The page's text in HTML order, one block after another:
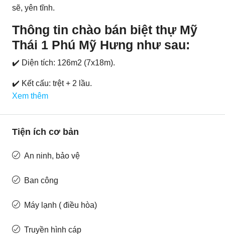
sẽ, yên tĩnh.
Thông tin chào bán biệt thự Mỹ
Thái 1 Phú Mỹ Hưng như sau:
✔️ Diện tích: 126m2 (7x18m).
✔️ Kết cấu: trệt + 2 lầu.
Xem thêm
Tiện ích cơ bản
An ninh, bảo vệ
Ban công
Máy lạnh ( điều hòa)
Truyền hình cáp